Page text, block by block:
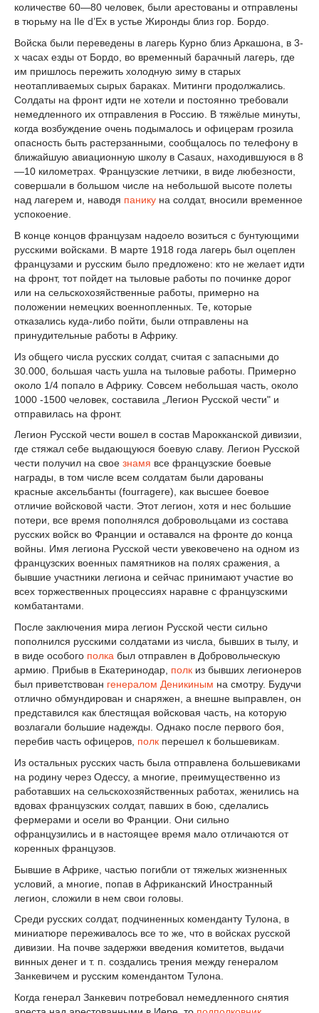
количестве 60—80 человек, были арестованы и отправлены
в тюрьму на Ile d’Ex в устье Жиронды близ гор. Бордо.
Войска были переведены в лагерь Курно близ Аркашона, в 3-
х часах езды от Бордо, во временный барачный лагерь, где
им пришлось пережить холодную зиму в старых
неотапливаемых сырых бараках. Митинги продолжались.
Солдаты на фронт идти не хотели и постоянно требовали
немедленного их отправления в Россию. В тяжёлые минуты,
когда возбуждение очень подымалось и офицерам грозила
опасность быть растерзанными, сообщалось по телефону в
ближайшую авиационную школу в Casaux, находившуюся в 8
—10 километрах. Французские летчики, в виде любезности,
совершали в большом числе на небольшой высоте полеты
над лагерем и, наводя панику на солдат, вносили временное
успокоение.
В конце концов французам надоело возиться с бунтующими
русскими войсками. В марте 1918 года лагерь был оцеплен
французами и русским было предложено: кто не желает идти
на фронт, тот пойдет на тыловые работы по починке дорог
или на сельскохозяйственные работы, примерно на
положении немецких военнопленных. Те, которые
отказались куда-либо пойти, были отправлены на
принудительные работы в Африку.
Из общего числа русских солдат, считая с запасными до
30.000, большая часть ушла на тыловые работы. Примерно
около 1/4 попало в Африку. Совсем небольшая часть, около
1000 -1500 человек, составила „Легион Русской чести" и
отправилась на фронт.
Легион Русской чести вошел в состав Марокканской дивизии,
где стяжал себе выдающуюся боевую славу. Легион Русской
чести получил на свое знамя все французские боевые
награды, в том числе всем солдатам были дарованы
красные аксельбанты (fourragere), как высшее боевое
отличие войсковой части. Этот легион, хотя и нес большие
потери, все время пополнялся добровольцами из состава
русских войск во Франции и оставался на фронте до конца
войны. Имя легиона Русской чести увековечено на одном из
французских военных памятников на полях сражения, а
бывшие участники легиона и сейчас принимают участие во
всех торжественных процессиях наравне с французскими
комбатантами.
После заключения мира легион Русской чести сильно
пополнился русскими солдатами из числа, бывших в тылу, и
в виде особого полка был отправлен в Добровольческую
армию. Прибыв в Екатеринодар, полк из бывших легионеров
был приветствован генералом Деникиным на смотру. Будучи
отлично обмундирован и снаряжен, а внешне выправлен, он
представился как блестящая войсковая часть, на которую
возлагали большие надежды. Однако после первого боя,
перебив часть офицеров, полк перешел к большевикам.
Из остальных русских часть была отправлена большевиками
на родину через Одессу, а многие, преимущественно из
работавших на сельскохозяйственных работах, женились на
вдовах французских солдат, павших в бою, сделались
фермерами и осели во Франции. Они сильно
офранцузились и в настоящее время мало отличаются от
коренных французов.
Бывшие в Африке, частью погибли от тяжелых жизненных
условий, а многие, попав в Африканский Иностранный
легион, сложили в нем свои головы.
Среди русских солдат, подчиненных коменданту Тулона, в
миниатюре переживалось все то же, что в войсках русской
дивизии. На почве задержки введения комитетов, выдачи
винных денег и т. п. создались трения между генералом
Занкевичем и русским комендантом Тулона.
Когда генерал Занкевич потребовал немедленного снятия